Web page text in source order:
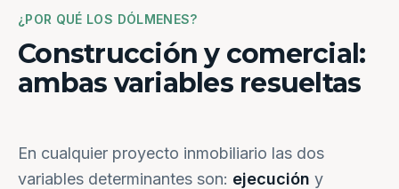
¿POR QUÉ LOS DÓLMENES?
Construcción y comercial:
ambas variables resueltas
En cualquier proyecto inmobiliario las dos
variables determinantes son: ejecución y